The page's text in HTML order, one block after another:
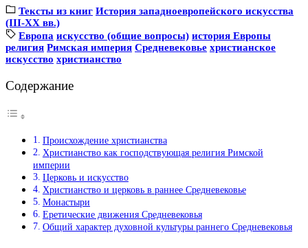
Тексты из книг История западноевропейского искусства
(III-ХХ вв.)
Европа искусство (общие вопросы) история Европы
религия Римская империя Средневековье христианское
искусство христианство
Содержание
Происхождение христианства
Христианство как господствующая религия Римской
империи
Церковь и искусство
Христианство и церковь в раннее Средневековье
Монастыри
Еретические движения Средневековья
Общий характер духовной культуры раннего Средневековья